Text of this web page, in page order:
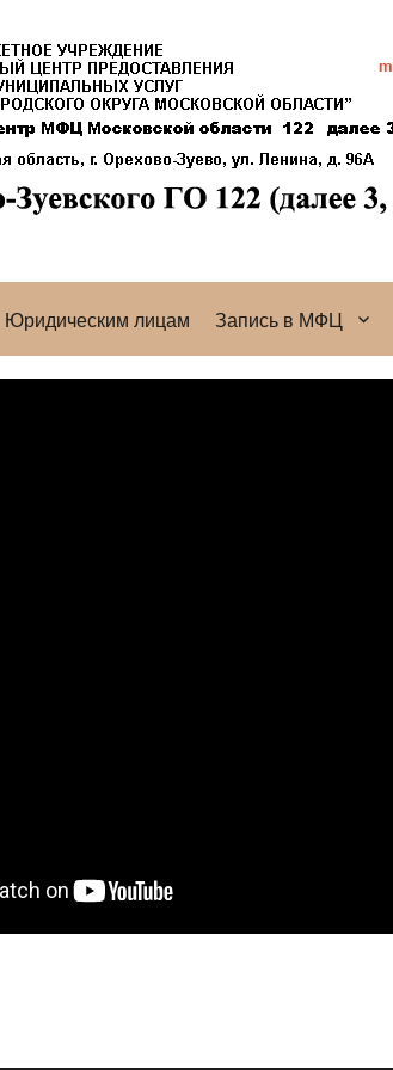
Юридическим лицам Запись в МФЦ